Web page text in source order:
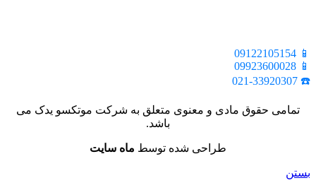
📱 09122105154
📱 09923600028
☎️ 021-33920307
تمامی حقوق مادی و معنوی متعلق به شرکت موتکسو یدک می
باشد.
طراحی شده توسط ماه سایت
بستن